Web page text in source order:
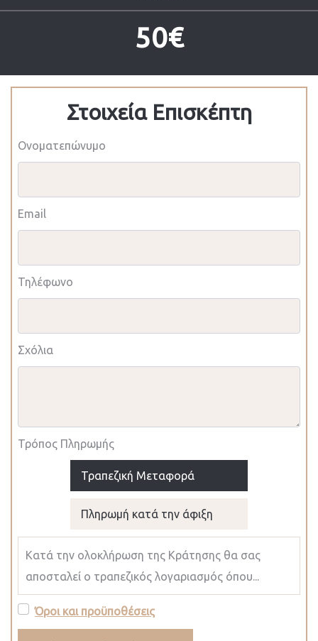
50€
Στοιχεία Επισκέπτη
Ονοματεπώνυμο
Email
Τηλέφωνο
Σχόλια
Τρόπος Πληρωμής
Τραπεζική Μεταφορά
Πληρωμή κατά την άφιξη
Κατά την ολοκλήρωση της Κράτησης θα σας
αποσταλεί ο τραπεζικός λογαριασμός όπου...
Όροι και προϋποθέσεις